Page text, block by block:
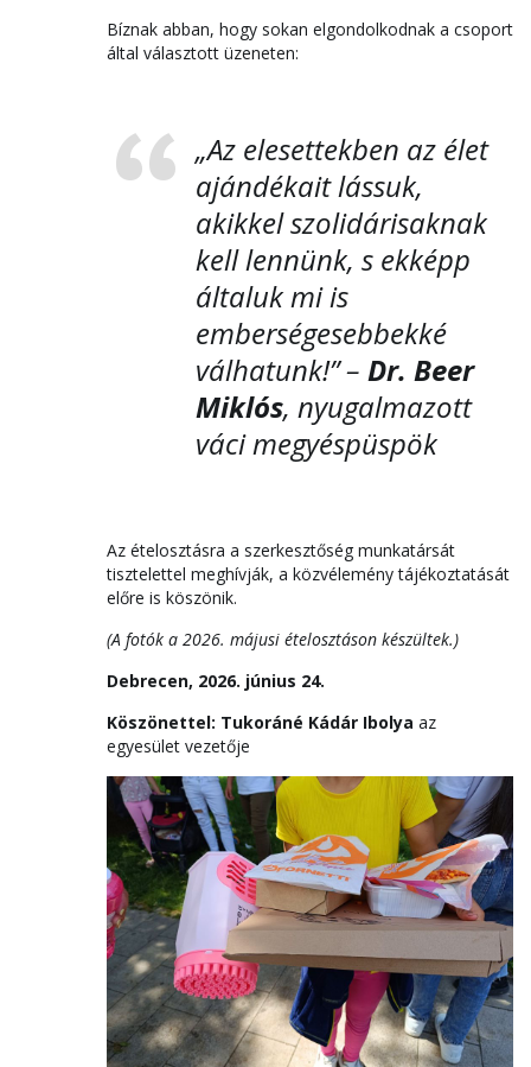
Bíznak abban, hogy sokan elgondolkodnak a csoport
által választott üzeneten:
„Az elesettekben az élet
ajándékait lássuk,
akikkel szolidárisaknak
kell lennünk, s ekképp
általuk mi is
emberségesebbekké
válhatunk!” – Dr. Beer
Miklós, nyugalmazott
váci megyéspüspök
Az ételosztásra a szerkesztőség munkatársát
tisztelettel meghívják, a közvélemény tájékoztatását
előre is köszönik.
(A fotók a 2026. májusi ételosztáson készültek.)
Debrecen, 2026. június 24.
Köszönettel: Tukoráné Kádár Ibolya az
egyesület vezetője